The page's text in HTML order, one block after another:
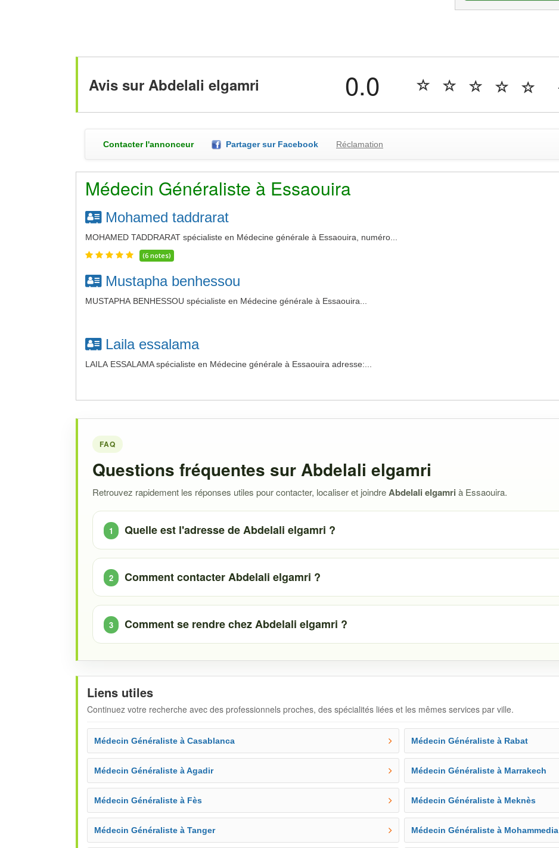
Avis sur Abdelali elgamri 0.0
Contacter l'annonceur Partager sur Facebook Réclamation
Médecin Généraliste à Essaouira
Mohamed taddrarat
MOHAMED TADDRARAT spécialiste en Médecine générale à Essaouira, numéro...
(6 notes)
Mustapha benhessou
MUSTAPHA BENHESSOU spécialiste en Médecine générale à Essaouira...
Laila essalama
LAILA ESSALAMA spécialiste en Médecine générale à Essaouira adresse:...
FAQ
Questions fréquentes sur Abdelali elgamri
Retrouvez rapidement les réponses utiles pour contacter, localiser et joindreAbdelali elgamri à Essaouira.
Quelle est l'adresse de Abdelali elgamri ?
Comment contacter Abdelali elgamri ?
Comment se rendre chez Abdelali elgamri ?
Liens utiles
Continuez votre recherche avec des professionnels proches, des spécialités liées et les mêmes services par ville.
Médecin Généraliste à Casablanca Médecin Généraliste à Rabat
Médecin Généraliste à Agadir Médecin Généraliste à Marrakech
Médecin Généraliste à Fès Médecin Généraliste à Meknès
Médecin Généraliste à Tanger Médecin Généraliste à Mohammedia